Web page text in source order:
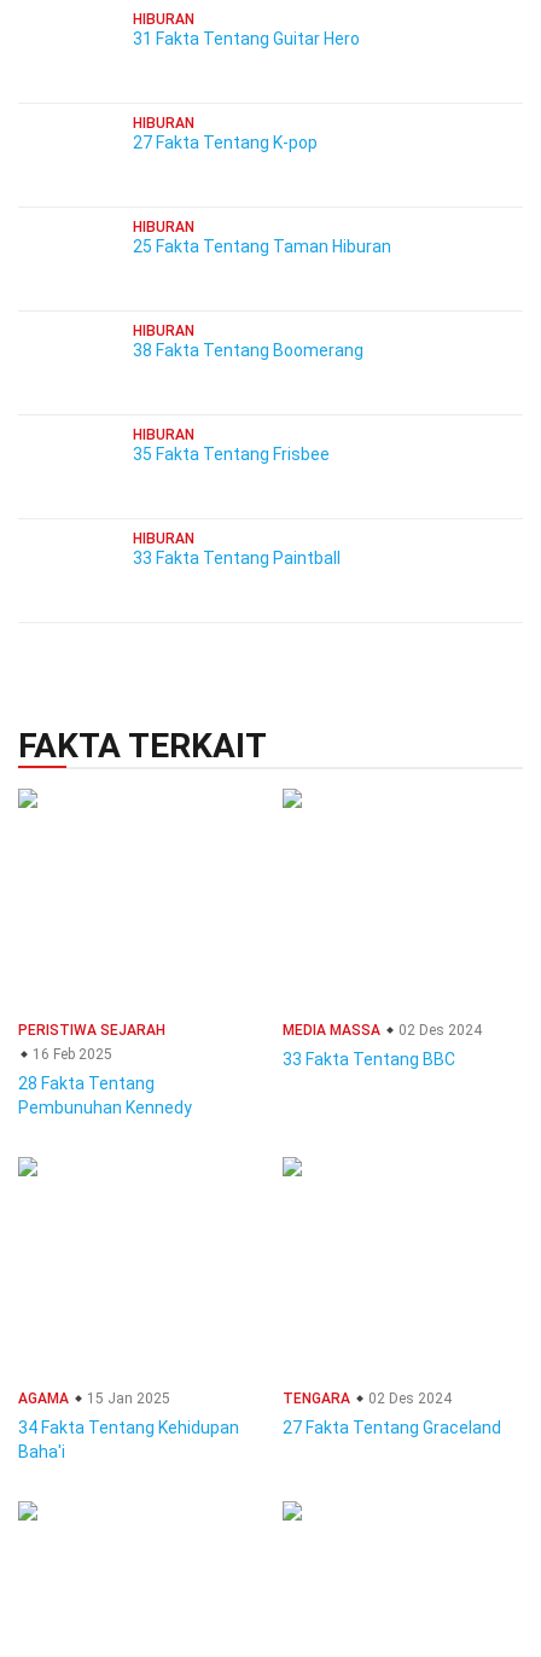
HIBURAN
31 Fakta Tentang Guitar Hero
HIBURAN
27 Fakta Tentang K-pop
HIBURAN
25 Fakta Tentang Taman Hiburan
HIBURAN
38 Fakta Tentang Boomerang
HIBURAN
35 Fakta Tentang Frisbee
HIBURAN
33 Fakta Tentang Paintball
FAKTA TERKAIT
PERISTIWA SEJARAH
16 Feb 2025
28 Fakta Tentang
Pembunuhan Kennedy
MEDIA MASSA 02 Des 2024
33 Fakta Tentang BBC
AGAMA 15 Jan 2025
34 Fakta Tentang Kehidupan
Baha'i
TENGARA 02 Des 2024
27 Fakta Tentang Graceland